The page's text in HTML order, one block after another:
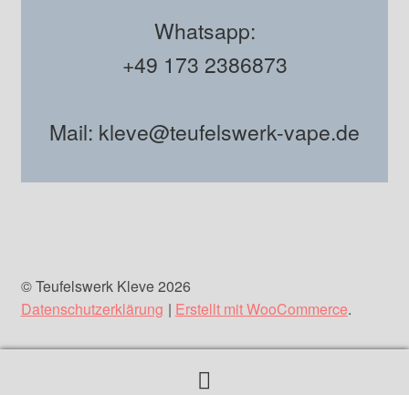
Whatsapp:
+49 173 2386873
Mail: kleve@teufelswerk-vape.de
© Teufelswerk Kleve 2026
Datenschutzerklärung
Erstellt mit WooCommerce.